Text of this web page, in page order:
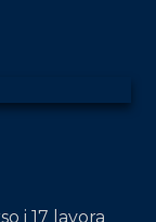
teatrale "La
i 17 lavora